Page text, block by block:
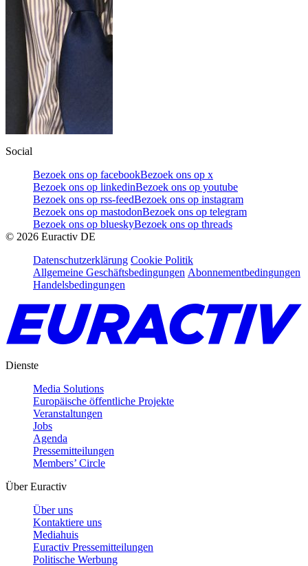
Social
Bezoek ons op facebookBezoek ons op x
Bezoek ons op linkedinBezoek ons op youtube
Bezoek ons op rss-feedBezoek ons op instagram
Bezoek ons op mastodonBezoek ons op telegram
Bezoek ons op blueskyBezoek ons op threads
© 2026 Euractiv DE
Datenschutzerklärung Cookie Politik
Allgemeine Geschäftsbedingungen Abonnementbedingungen
Handelsbedingungen
Dienste
Media Solutions
Europäische öffentliche Projekte
Veranstaltungen
Jobs
Agenda
Pressemitteilungen
Members’ Circle
Über Euractiv
Über uns
Kontaktiere uns
Mediahuis
Euractiv Pressemitteilungen
Politische Werbung